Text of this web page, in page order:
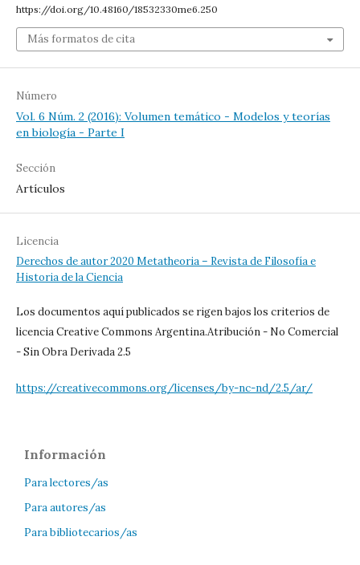
https://doi.org/10.48160/18532330me6.250
Más formatos de cita
Número
Vol. 6 Núm. 2 (2016): Volumen temático - Modelos y teorías
en biología - Parte I
Sección
Artículos
Licencia
Derechos de autor 2020 Metatheoria – Revista de Filosofía e
Historia de la Ciencia
Los documentos aquí publicados se rigen bajos los criterios de
licencia Creative Commons Argentina.Atribución - No Comercial
- Sin Obra Derivada 2.5
https://creativecommons.org/licenses/by-nc-nd/2.5/ar/
Información
Para lectores/as
Para autores/as
Para bibliotecarios/as